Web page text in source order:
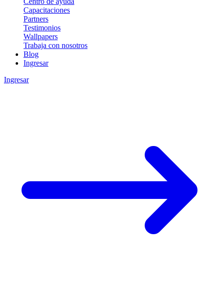
Capacitaciones
Partners
Testimonios
Wallpapers
Trabaja con nosotros
Blog
Ingresar
Ingresar